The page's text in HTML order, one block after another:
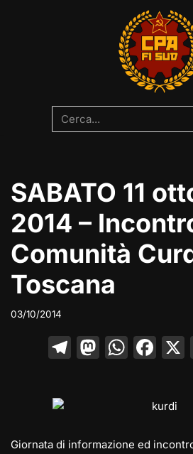
SABATO 11
2014 –
Comunità
Toscana
03/10/2014
T
a
M
d
W
A
F
e
b
Giornata di informazione ed